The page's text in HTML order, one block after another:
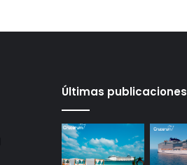
Últimas publicaciones